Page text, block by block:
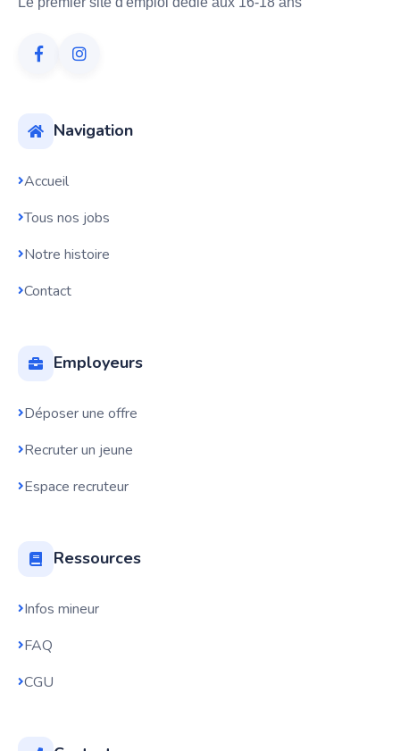
Navigation
Accueil
Tous nos jobs
Notre histoire
Contact
Employeurs
Déposer une offre
Recruter un jeune
Espace recruteur
Ressources
Infos mineur
FAQ
CGU